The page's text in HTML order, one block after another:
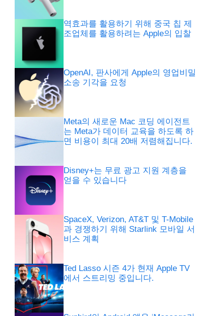
역효과를 활용하기 위해 중국 칩 제
조업체를 활용하려는 Apple의 입찰
OpenAI, 판사에게 Apple의 영업비밀
소송 기각을 요청
Meta의 새로운 Mac 코딩 에이전트
는 Meta가 데이터 교육을 하도록 하
면 비용이 최대 20배 저렴해집니다.
Disney+는 무료 광고 지원 계층을
얻을 수 있습니다
SpaceX, Verizon, AT&T 및 T-Mobile
과 경쟁하기 위해 Starlink 모바일 서
비스 계획
Ted Lasso 시즌 4가 현재 Apple TV
에서 스트리밍 중입니다.